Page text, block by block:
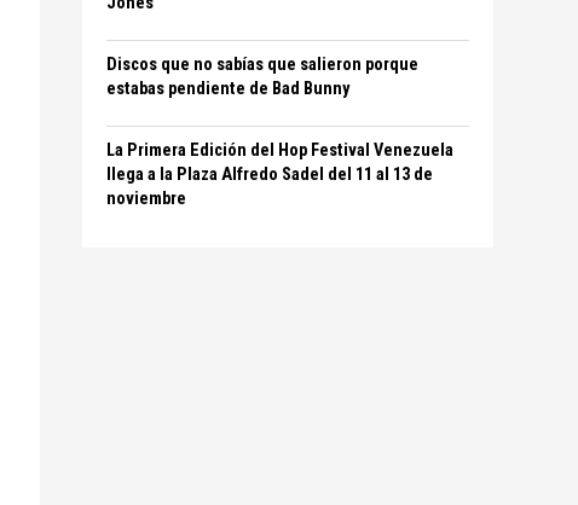
Discos que no sabías que salieron porque
estabas pendiente de Bad Bunny
La Primera Edición del Hop Festival Venezuela
llega a la Plaza Alfredo Sadel del 11 al 13 de
noviembre